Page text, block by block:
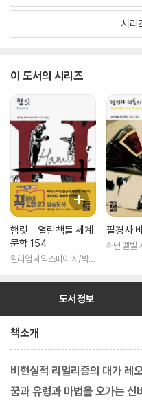
시리
이 도서의 시리즈
햄릿 - 열린책들 세계
문학 154
윌리엄 셰익스피어 저/박우
필경사
허먼 멜빌
도서정보
책소개
비현실적 리얼리즘의 대가 레
꿈과 유령과 마법을 오가는 신